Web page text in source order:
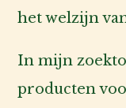
het welzijn
In mijn
producten